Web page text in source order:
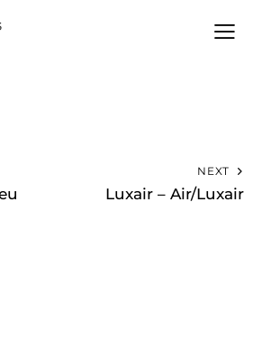
NEXT
Luxair – Air/Luxair